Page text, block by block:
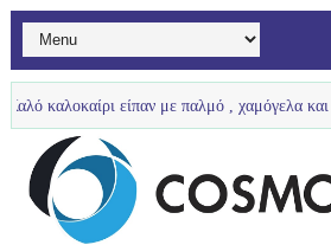
με παλμό , χαμόγελα και πολύ νερό τα